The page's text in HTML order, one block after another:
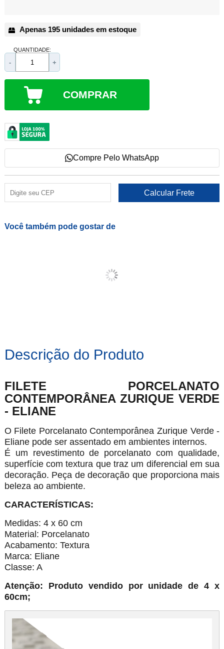
Apenas 195 unidades em estoque
QUANTIDADE:
- +
COMPRAR
Compre Pelo WhatsApp
Você também pode gostar de
Descrição do Produto
FILETE PORCELANATO
CONTEMPORÂNEA ZURIQUE VERDE
- ELIANE
O Filete Porcelanato Contemporânea Zurique Verde -
Eliane pode ser assentado em ambientes internos.
É um revestimento de porcelanato com qualidade,
superfície com textura que traz um diferencial em sua
decoração. Peça de decoração que proporciona mais
beleza ao ambiente.
CARACTERÍSTICAS:
Medidas: 4 x 60 cm
Material: Porcelanato
Acabamento: Textura
Marca: Eliane
Classe: A
Atenção: Produto vendido por unidade de 4 x
60cm;